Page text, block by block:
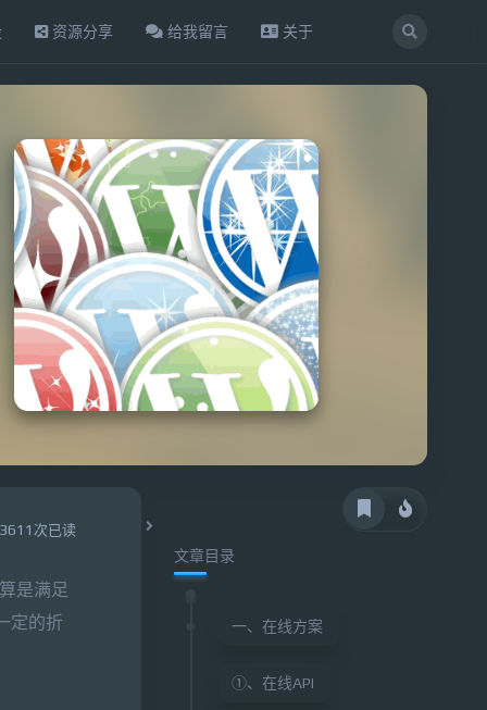
资源分享 给我留言 关于
3611次已读
是满足
定的折
文章目录
一、在线方案
①、在线API